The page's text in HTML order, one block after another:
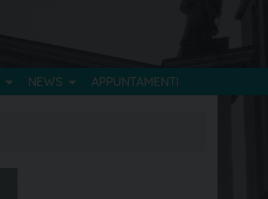
NEWS APPUNTAMENTI